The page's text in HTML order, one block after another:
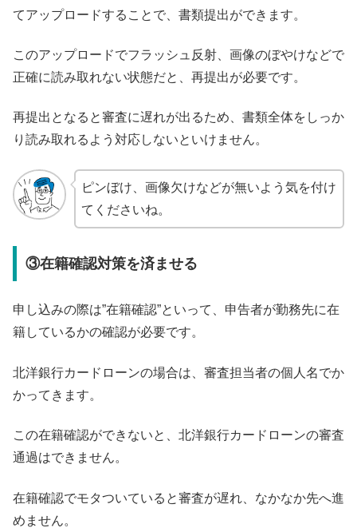
てアップロードすることで、書類提出ができます。
このアップロードでフラッシュ反射、画像のぼやけなどで
正確に読み取れない状態だと、再提出が必要です。
再提出となると審査に遅れが出るため、書類全体をしっか
り読み取れるよう対応しないといけません。
ピンぼけ、画像欠けなどが無いよう気を付け
てくださいね。
③在籍確認対策を済ませる
申し込みの際は”在籍確認”といって、申告者が勤務先に在
籍しているかの確認が必要です。
北洋銀行カードローンの場合は、審査担当者の個人名でか
かってきます。
この在籍確認ができないと、北洋銀行カードローンの審査
通過はできません。
在籍確認でモタついていると審査が遅れ、なかなか先へ進
めません。